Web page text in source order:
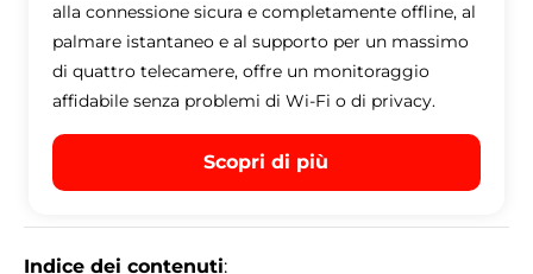
alla connessione sicura e completamente offline, al
palmare istantaneo e al supporto per un massimo
di quattro telecamere, offre un monitoraggio
affidabile senza problemi di Wi-Fi o di privacy.
Scopri di più
Indice dei contenuti: